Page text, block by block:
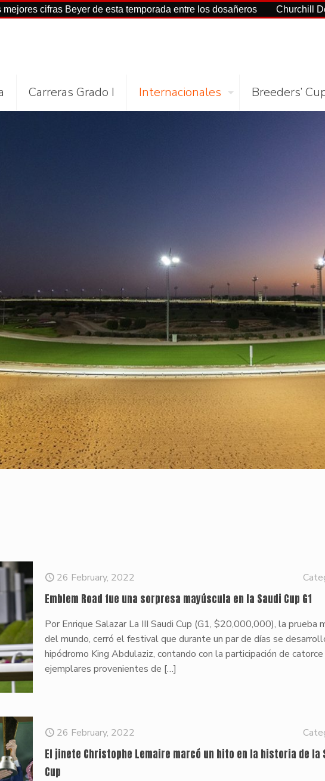
Beyer de esta temporada entre los dosañeros Churchill Downs y
Carreras Grado I Internacionales Breeders’
26 February, 2022
Emblem Road fue una sorpresa mayúscula en la Saudi Cup G1
Por Enrique Salazar La III Saudi Cup (G1, $20,000,000), la prueba
del mundo, cerró el festival que durante un par de días se
hipódromo King Abdulaziz, contando con la participación de catorce
ejemplares provenientes de […]
26 February, 2022
El jinete Christophe Lemaire marcó un hito en la historia de la
Cup